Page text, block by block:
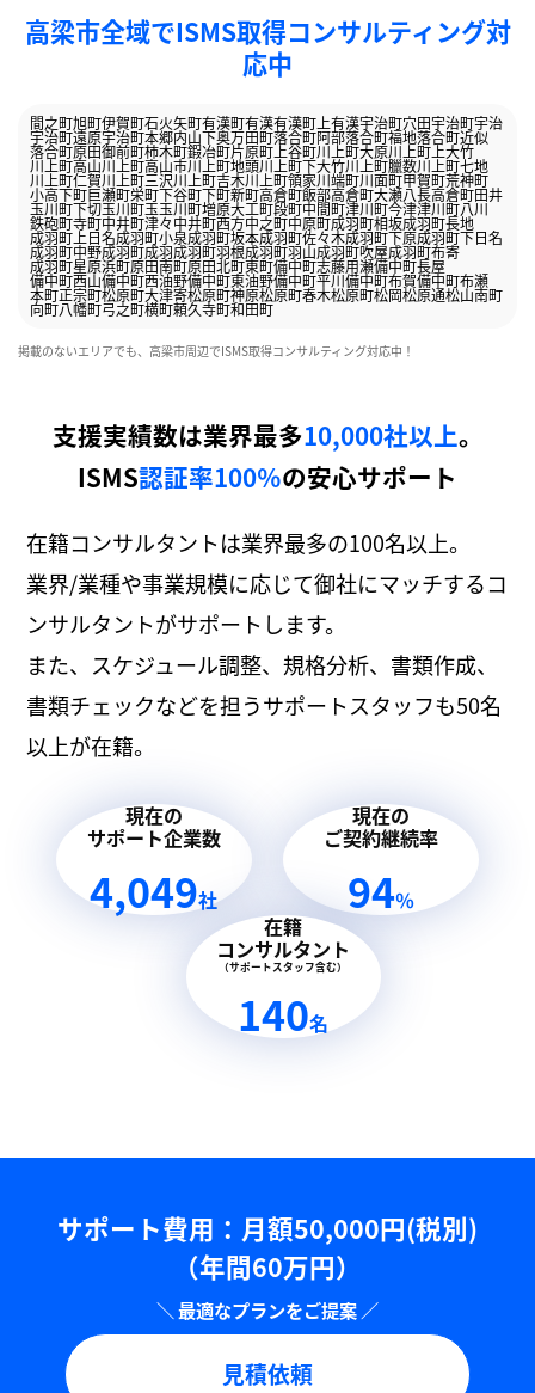
高梁市全域でISMS取得コンサルティング対
応中
間之町旭町伊賀町石火矢町有漢町有漢有漢町上有漢宇治町穴田宇治町宇治
宇治町遠原宇治町本郷内山下奥万田町落合町阿部落合町福地落合町近似
落合町原田御前町柿木町鍜冶町片原町上谷町川上町大原川上町上大竹
川上町高山川上町高山市川上町地頭川上町下大竹川上町臘数川上町七地
川上町仁賀川上町三沢川上町吉木川上町領家川端町川面町甲賀町荒神町
小高下町巨瀬町栄町下谷町下町新町高倉町飯部高倉町大瀬八長高倉町田井
玉川町下切玉川町玉玉川町増原大工町段町中間町津川町今津津川町八川
鉄砲町寺町中井町津々中井町西方中之町中原町成羽町相坂成羽町長地
成羽町上日名成羽町小泉成羽町坂本成羽町佐々木成羽町下原成羽町下日名
成羽町中野成羽町成羽成羽町羽根成羽町羽山成羽町吹屋成羽町布寄
成羽町星原浜町原田南町原田北町東町備中町志藤用瀬備中町長屋
備中町西山備中町西油野備中町東油野備中町平川備中町布賀備中町布瀬
本町正宗町松原町大津寄松原町神原松原町春木松原町松岡松原通松山南町
向町八幡町弓之町横町頼久寺町和田町
掲載のないエリアでも、高梁市周辺でISMS取得コンサルティング対応中！
支援実績数は業界最多10,000社以上。
ISMS認証率100％の安心サポート
在籍コンサルタントは業界最多の100名以上。
業界/業種や事業規模に応じて御社にマッチするコ
ンサルタントがサポートします。
また、スケジュール調整、規格分析、書類作成、
書類チェックなどを担うサポートスタッフも50名
以上が在籍。
現在の
サポート企業数
4,049社
現在の
ご契約継続率
94％
在籍
コンサルタント
（サポートスタッフ含む）
140名
サポート費用：⽉額50,000円(税別)
（年間60万円）
見積依頼